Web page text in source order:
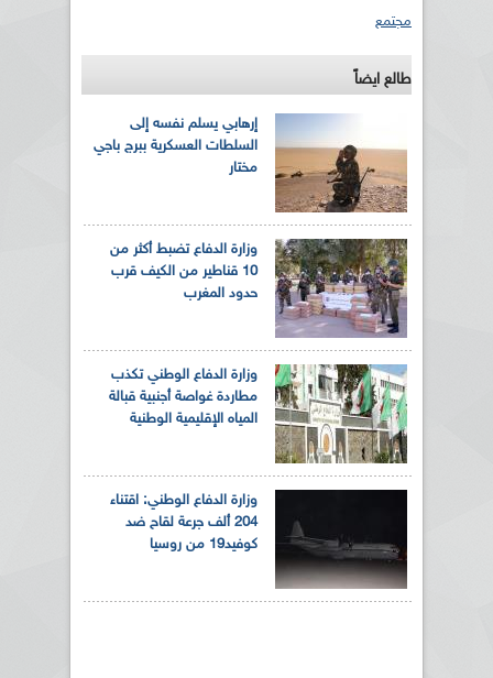
مجتمع
طالع ايضاً
إرهابي يسلم نفسه إلى
السلطات العسكرية ببرج باجي
مختار
وزارة الدفاع تضبط أكثر من
10 قناطير من الكيف قرب
حدود المغرب
وزارة الدفاع الوطني تكذب
مطاردة غواصة أجنبية قبالة
المياه الإقليمية الوطنية
وزارة الدفاع الوطني: اقتناء
204 ألف جرعة لقاح ضد
كوفيد19 من روسيا